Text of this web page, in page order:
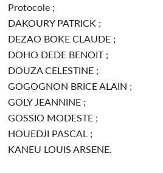
Protocole ;
DAKOURY PATRICK ;
DEZAO BOKE CLAUDE ;
DOHO DEDE BENOIT ;
DOUZA CELESTINE ;
GOGOGNON BRICE ALAIN ;
GOLY JEANNINE ;
GOSSIO MODESTE ;
HOUEDJI PASCAL ;
KANEU LOUIS ARSENE.